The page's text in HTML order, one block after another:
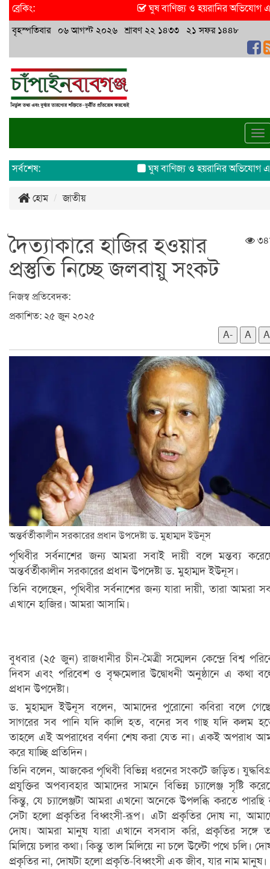
ব্রেকিং: ঘুষ বাণিজ্য ও হয়রানির অভিযোগ
বৃহস্পতিবার ০৬ আগস্ট ২০২৬ শ্রাবণ ২২ ১৪৩৩ ২১ সফর ১৪৪৮
সর্বশেষ:
ঘুষ বাণিজ্য ও হয়রানির অভিযোগ
হোম জাতীয়
দৈত্যাকারে হাজির হওয়ার
প্রস্তুতি নিচ্ছে জলবায়ু সংকট
নিজস্ব প্রতিবেদক:
প্রকাশিত: ২৫ জুন ২০২৫
A-
A
অন্তর্বর্তীকালীন সরকারের প্রধান উপদেষ্টা ড. মুহাম্মদ ইউনূস
পৃথিবীর সর্বনাশের জন্য আমরা সবাই দায়ী বলে মন্তব্য
অন্তর্বর্তীকালীন সরকারের প্রধান উপদেষ্টা ড. মুহাম্মদ ইউনূস।
তিনি বলেছেন, পৃথিবীর সর্বনাশের জন্য যারা দায়ী, তারা আমরা
এখানে হাজির। আমরা আসামি।
বুধবার (২৫ জুন) রাজধানীর চীন-মৈত্রী সম্মেলন কেন্দ্রে বিশ্ব
দিবস এবং পরিবেশ ও বৃক্ষমেলার উদ্বোধনী অনুষ্ঠানে এ কথা
প্রধান উপদেষ্টা।
ড. মুহাম্মদ ইউনূস বলেন, আমাদের পুরোনো কবিরা বলে
সাগরের সব পানি যদি কালি হত, বনের সব গাছ যদি কলম
তাহলে এই অপরাধের বর্ণনা শেষ করা যেত না। একই অপরাধ
করে যাচ্ছি প্রতিদিন।
তিনি বলেন, আজকের পৃথিবী বিভিন্ন ধরনের সংকটে জড়িত।
প্রযুক্তির অপব্যবহার আমাদের সামনে বিভিন্ন চ্যালেঞ্জ সৃষ্টি
কিন্তু, যে চ্যালেঞ্জটা আমরা এখনো অনেকে উপলব্ধি করতে পারছি
সেটা হলো প্রকৃতির বিধ্বংসী-রূপ। এটা প্রকৃতির দোষ না,
দোষ। আমরা মানুষ যারা এখানে বসবাস করি, প্রকৃতির সঙ্গে
মিলিয়ে চলার কথা। কিন্তু তাল মিলিয়ে না চলে উল্টো পথে চলি।
প্রকৃতির না, দোষটা হলো প্রকৃতি-বিধ্বংসী এক জীব, যার নাম মানুষ।